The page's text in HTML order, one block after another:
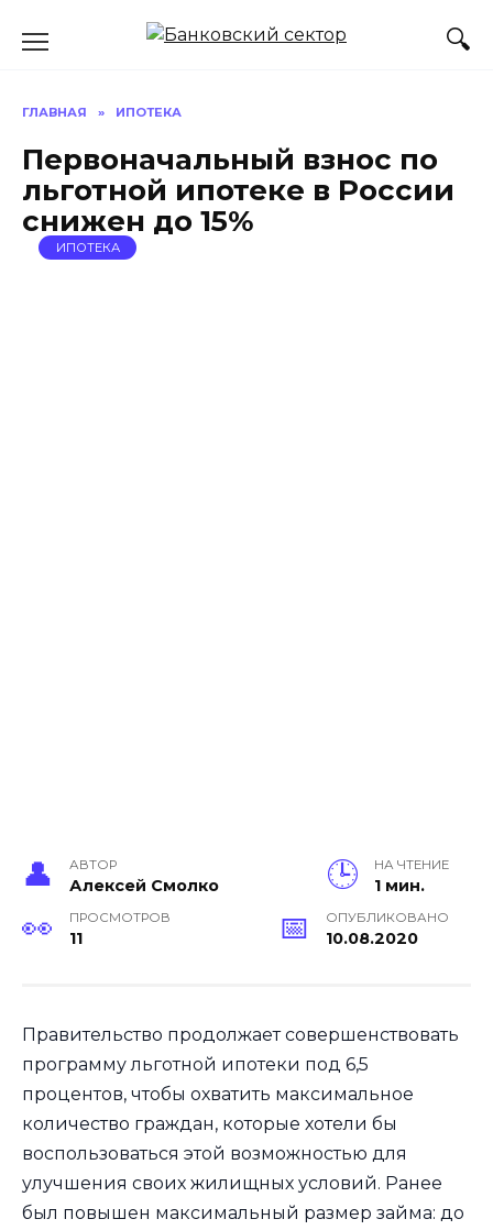
ГЛАВНАЯ » ИПОТЕКА
Первоначальный взнос по
льготной ипотеке в России
снижен до 15%
ИПОТЕКА
АВТОР
Алексей Смолко
НА ЧТЕНИЕ
1 мин.
ПРОСМОТРОВ
11
ОПУБЛИКОВАНО
10.08.2020
Правительство продолжает совершенствовать
программу льготной ипотеки под 6,5
процентов, чтобы охватить максимальное
количество граждан, которые хотели бы
воспользоваться этой возможностью для
улучшения своих жилищных условий. Ранее
был повышен максимальный размер займа: до